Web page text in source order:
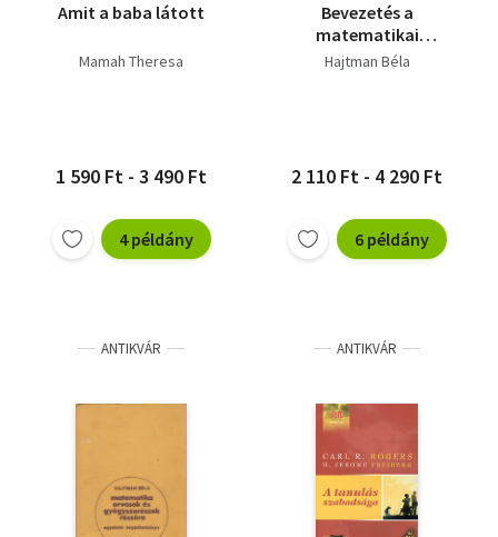
Amit a baba látott
Mamah Theresa
1 590 Ft - 3 490 Ft
4 példány
Bevezetés a
matematikai
statisztikába
Hajtman Béla
2 110 Ft - 4 290 Ft
6 példány
ANTIKVÁR ANTIKVÁR